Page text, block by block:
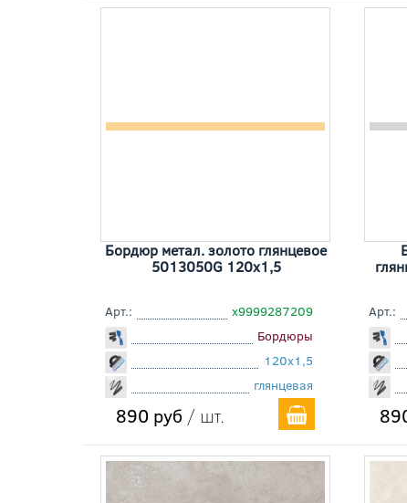
Бордюр метал. золото глянцевое
5013050G 120x1,5
Арт.:
х9999287209
Бордюры
120x1,5
глянцевая
890 руб / шт.
Арт.: